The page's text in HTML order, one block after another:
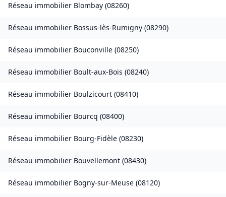
Réseau immobilier Blombay (08260)
Réseau immobilier Bossus-lès-Rumigny (08290)
Réseau immobilier Bouconville (08250)
Réseau immobilier Boult-aux-Bois (08240)
Réseau immobilier Boulzicourt (08410)
Réseau immobilier Bourcq (08400)
Réseau immobilier Bourg-Fidèle (08230)
Réseau immobilier Bouvellemont (08430)
Réseau immobilier Bogny-sur-Meuse (08120)